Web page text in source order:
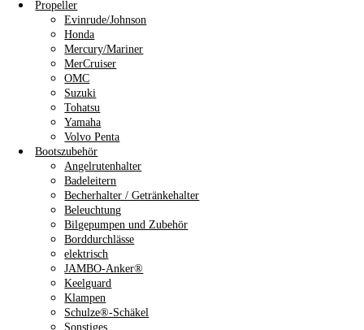
Propeller
Evinrude/Johnson
Honda
Mercury/Mariner
MerCruiser
OMC
Suzuki
Tohatsu
Yamaha
Volvo Penta
Bootszubehör
Angelrutenhalter
Badeleitern
Becherhalter / Getränkehalter
Beleuchtung
Bilgepumpen und Zubehör
Borddurchlässe
elektrisch
JAMBO-Anker®
Keelguard
Klampen
Schulze®-Schäkel
Sonstiges